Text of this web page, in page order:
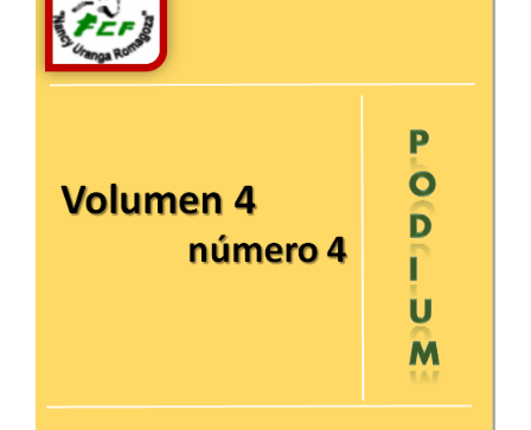
lateral
del